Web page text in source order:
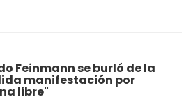
Feinmann se burló de la
manifestación por
libre"